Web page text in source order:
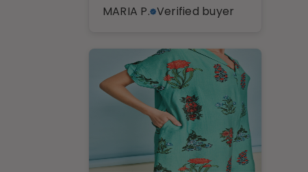
MARIA P. Verified buyer